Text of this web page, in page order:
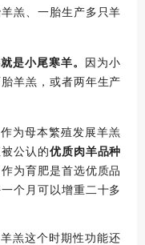
羔、一胎生产多只羊
是小尾寒羊。 因为小
羊羔，或者两年生产
为母本繁殖发展羊羔
公认的优质肉羊品种
为育肥是首选优质品
个月可以增重二十多
羔这个时期性功能还